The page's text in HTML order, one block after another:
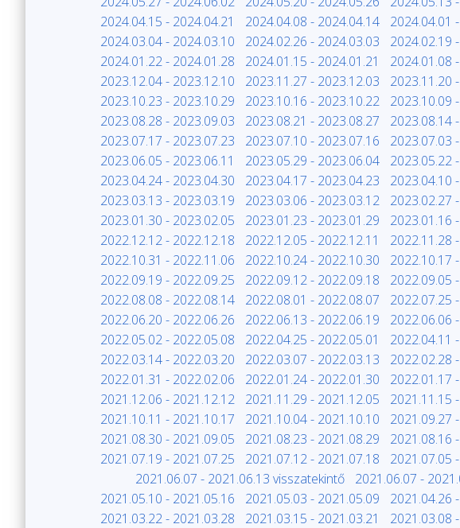
2024.04.15 - 2024.04.21
2024.04.08 - 2024.04.14 2024.04.01
2024.03.04 - 2024.03.10
2024.02.26 - 2024.03.03 2024.02.19
2024.01.22 - 2024.01.28
2024.01.15 - 2024.01.21 2024.01.08
2023.12.04 - 2023.12.10
2023.11.27 - 2023.12.03 2023.11.20
2023.10.23 - 2023.10.29
2023.10.16 - 2023.10.22 2023.10.09
2023.08.28 - 2023.09.03
2023.08.21 - 2023.08.27 2023.08.14
2023.07.17 - 2023.07.23
2023.07.10 - 2023.07.16 2023.07.03
2023.06.05 - 2023.06.11
2023.05.29 - 2023.06.04 2023.05.22
2023.04.24 - 2023.04.30
2023.04.17 - 2023.04.23 2023.04.10
2023.03.13 - 2023.03.19
2023.03.06 - 2023.03.12 2023.02.27
2023.01.30 - 2023.02.05
2023.01.23 - 2023.01.29 2023.01.16
2022.12.12 - 2022.12.18
2022.12.05 - 2022.12.11 2022.11.28
2022.10.31 - 2022.11.06
2022.10.24 - 2022.10.30 2022.10.17
2022.09.19 - 2022.09.25
2022.09.12 - 2022.09.18 2022.09.05
2022.08.08 - 2022.08.14
2022.08.01 - 2022.08.07 2022.07.25
2022.06.20 - 2022.06.26
2022.06.13 - 2022.06.19 2022.06.06
2022.05.02 - 2022.05.08
2022.04.25 - 2022.05.01 2022.04.11
2022.03.14 - 2022.03.20
2022.03.07 - 2022.03.13 2022.02.28
2022.01.31 - 2022.02.06
2022.01.24 - 2022.01.30 2022.01.17
2021.12.06 - 2021.12.12
2021.11.29 - 2021.12.05 2021.11.15
2021.10.11 - 2021.10.17
2021.10.04 - 2021.10.10 2021.09.27
2021.08.30 - 2021.09.05
2021.08.23 - 2021.08.29 2021.08.16
2021.07.19 - 2021.07.25
2021.07.12 - 2021.07.18 2021.07.05
2021.06.07 - 2021.06.13 visszatekintő
2021.06.07 -
2021.05.10 - 2021.05.16
2021.05.03 - 2021.05.09 2021.04.26
2021.03.22 - 2021.03.28
2021.03.15 - 2021.03.21 2021.03.08